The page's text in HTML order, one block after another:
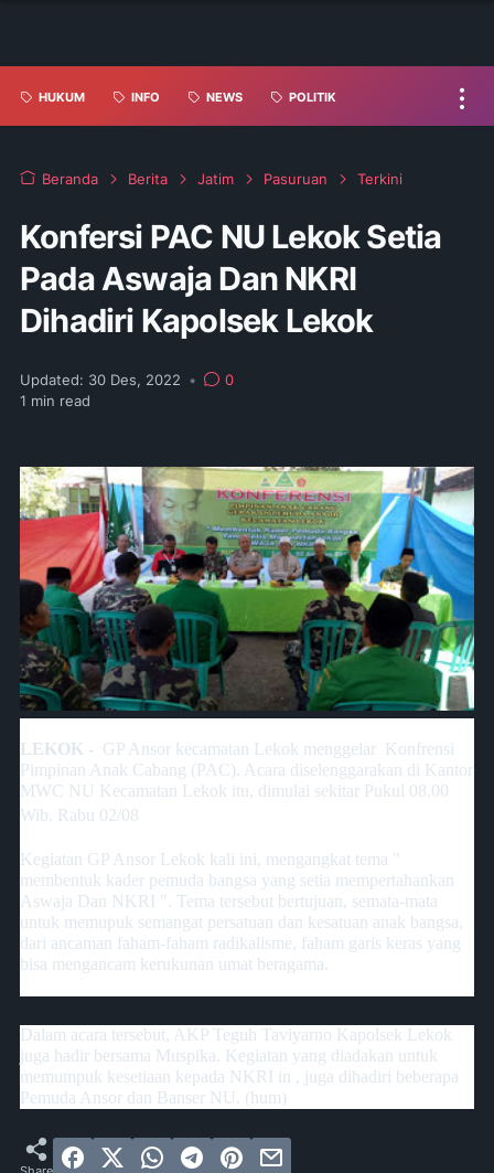
HUKUM INFO NEWS POLITIK
Beranda Berita Jatim Pasuruan Terkini
Konfersi PAC NU Lekok Setia
Pada Aswaja Dan NKRI
Dihadiri Kapolsek Lekok
Updated: 30 Des, 2022 •
0
1 min read
LEKOK - GP Ansor kecamatan Lekok menggelar Konfrensi
Pimpinan Anak Cabang (PAC). Acara diselenggarakan di Kantor
MWC NU Kecamatan Lekok itu, dimulai sekitar Pukul 08.00
Wib.
Rabu 02/08
Kegiatan GP Ansor Lekok kali ini, mengangkat tema "
membentuk kader pemuda bangsa yang setia mempertahankan
Aswaja Dan NKRI ". Tema tersebut bertujuan, semata-mata
untuk memupuk semangat persatuan dan kesatuan anak bangsa,
dari ancaman faham-faham radikalisme, faham garis keras yang
bisa mengancam kerukunan umat beragama.
Dalam acara tersebut, AKP Teguh Taviyarno Kapolsek Lekok
juga hadir bersama Muspika. Kegiatan yang diadakan untuk
memumpuk kesetiaan kepada NKRI in , juga dihadiri beberapa
Pemuda Ansor dan Banser NU. (hum)